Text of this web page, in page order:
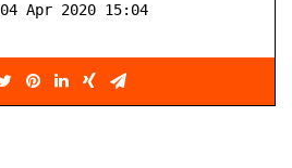
04 Apr 2020 15:04